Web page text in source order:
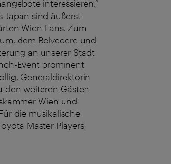
interessieren.“
Japan sind äußerst
Wien-Fans. Zum
dem Belvedere und
an unserer Stadt
Event prominent
Generaldirektorin
den weiteren Gästen
Wien und
die musikalische
Master Players,